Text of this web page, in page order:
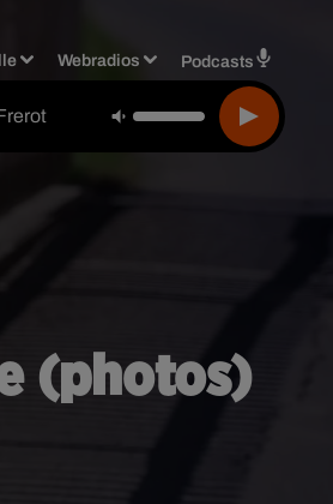
Webradios Podcasts
(photos)